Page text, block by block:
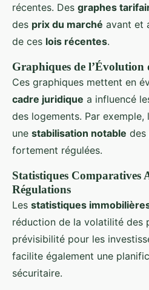
récentes. Des graphes
des prix du marché avant et
de ces lois récentes.
Graphiques de l’Évolution
Ces graphiques mettent en
cadre juridique a influencé
des logements. Par exemple,
une stabilisation notable des
fortement régulées.
Statistiques Comparatives
Régulations
Les statistiques
réduction de la volatilité des
prévisibilité pour les
facilite également une
sécuritaire.